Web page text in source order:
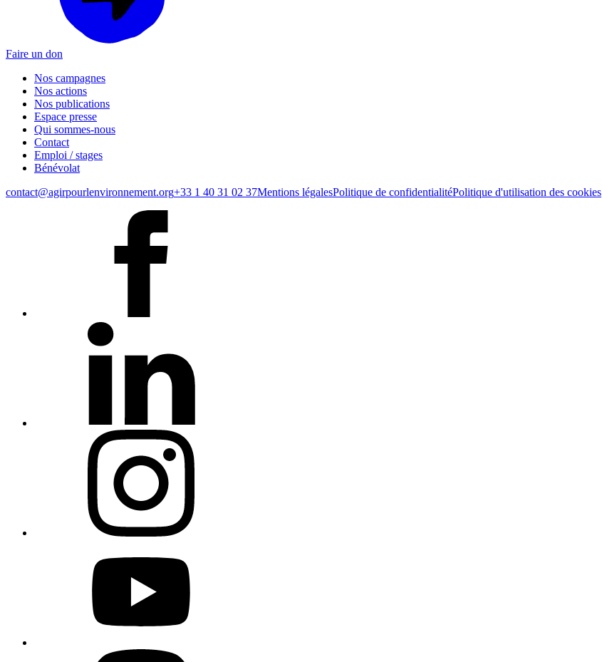
Faire un don
Nos campagnes
Nos actions
Nos publications
Espace presse
Qui sommes-nous
Contact
Emploi / stages
Bénévolat
contact@agirpourlenvironnement.org+33 1 40 31 02 37Mentions légalesPolitique de confidentialitéPolitique d'utilisation des cookies